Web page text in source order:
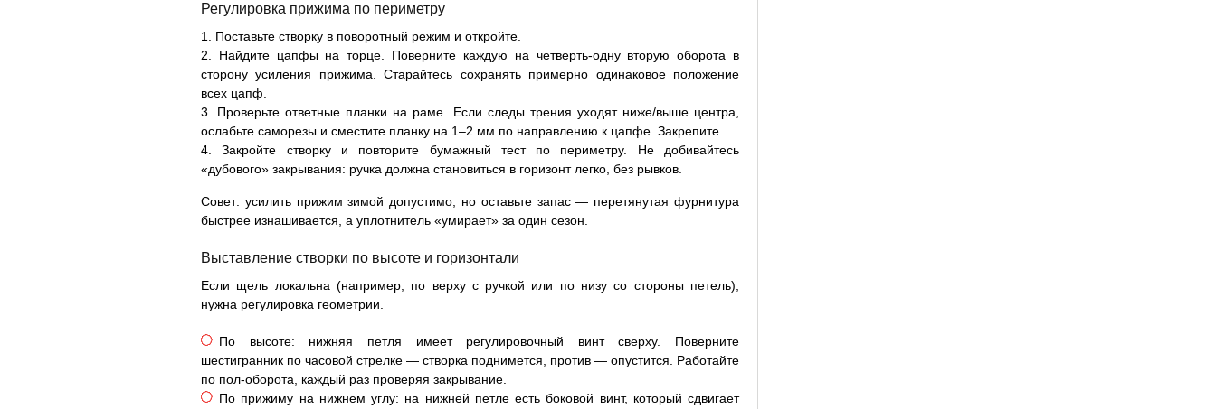
Регулировка прижима по периметру
Поставьте створку в поворотный режим и откройте.
Найдите цапфы на торце. Поверните каждую на четверть-одну вторую оборота в
сторону усиления прижима. Старайтесь сохранять примерно одинаковое положение
всех цапф.
Проверьте ответные планки на раме. Если следы трения уходят ниже/выше центра,
ослабьте саморезы и сместите планку на 1–2 мм по направлению к цапфе. Закрепите.
Закройте створку и повторите бумажный тест по периметру. Не добивайтесь
«дубового» закрывания: ручка должна становиться в горизонт легко, без рывков.
Совет: усилить прижим зимой допустимо, но оставьте запас — перетянутая фурнитура
быстрее изнашивается, а уплотнитель «умирает» за один сезон.
Выставление створки по высоте и горизонтали
Если щель локальна (например, по верху с ручкой или по низу со стороны петель),
нужна регулировка геометрии.
По высоте: нижняя петля имеет регулировочный винт сверху. Поверните
шестигранник по часовой стрелке — створка поднимется, против — опустится. Работайте
по пол-оборота, каждый раз проверяя закрывание.
По прижиму на нижнем углу: на нижней петле есть боковой винт, который сдвигает